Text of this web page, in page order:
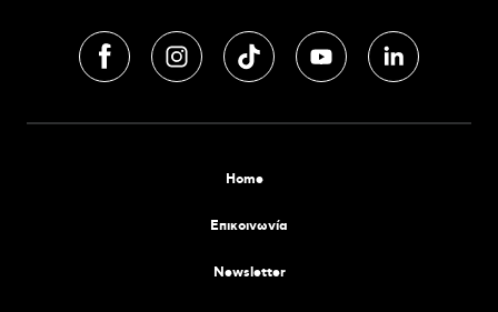
Home
Επικοινωνία
Newsletter